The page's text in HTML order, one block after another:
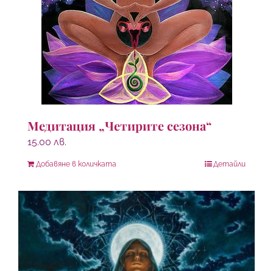
Медитация „Четирите сезона“
15.00 лв.
Добавяне в количката Детайли